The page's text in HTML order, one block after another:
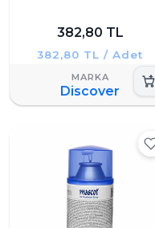
382,80 TL
382,80 TL / Adet
Discover